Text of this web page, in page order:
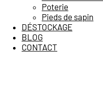
Poterie
Pieds de sapin
DÉSTOCKAGE
BLOG
CONTACT